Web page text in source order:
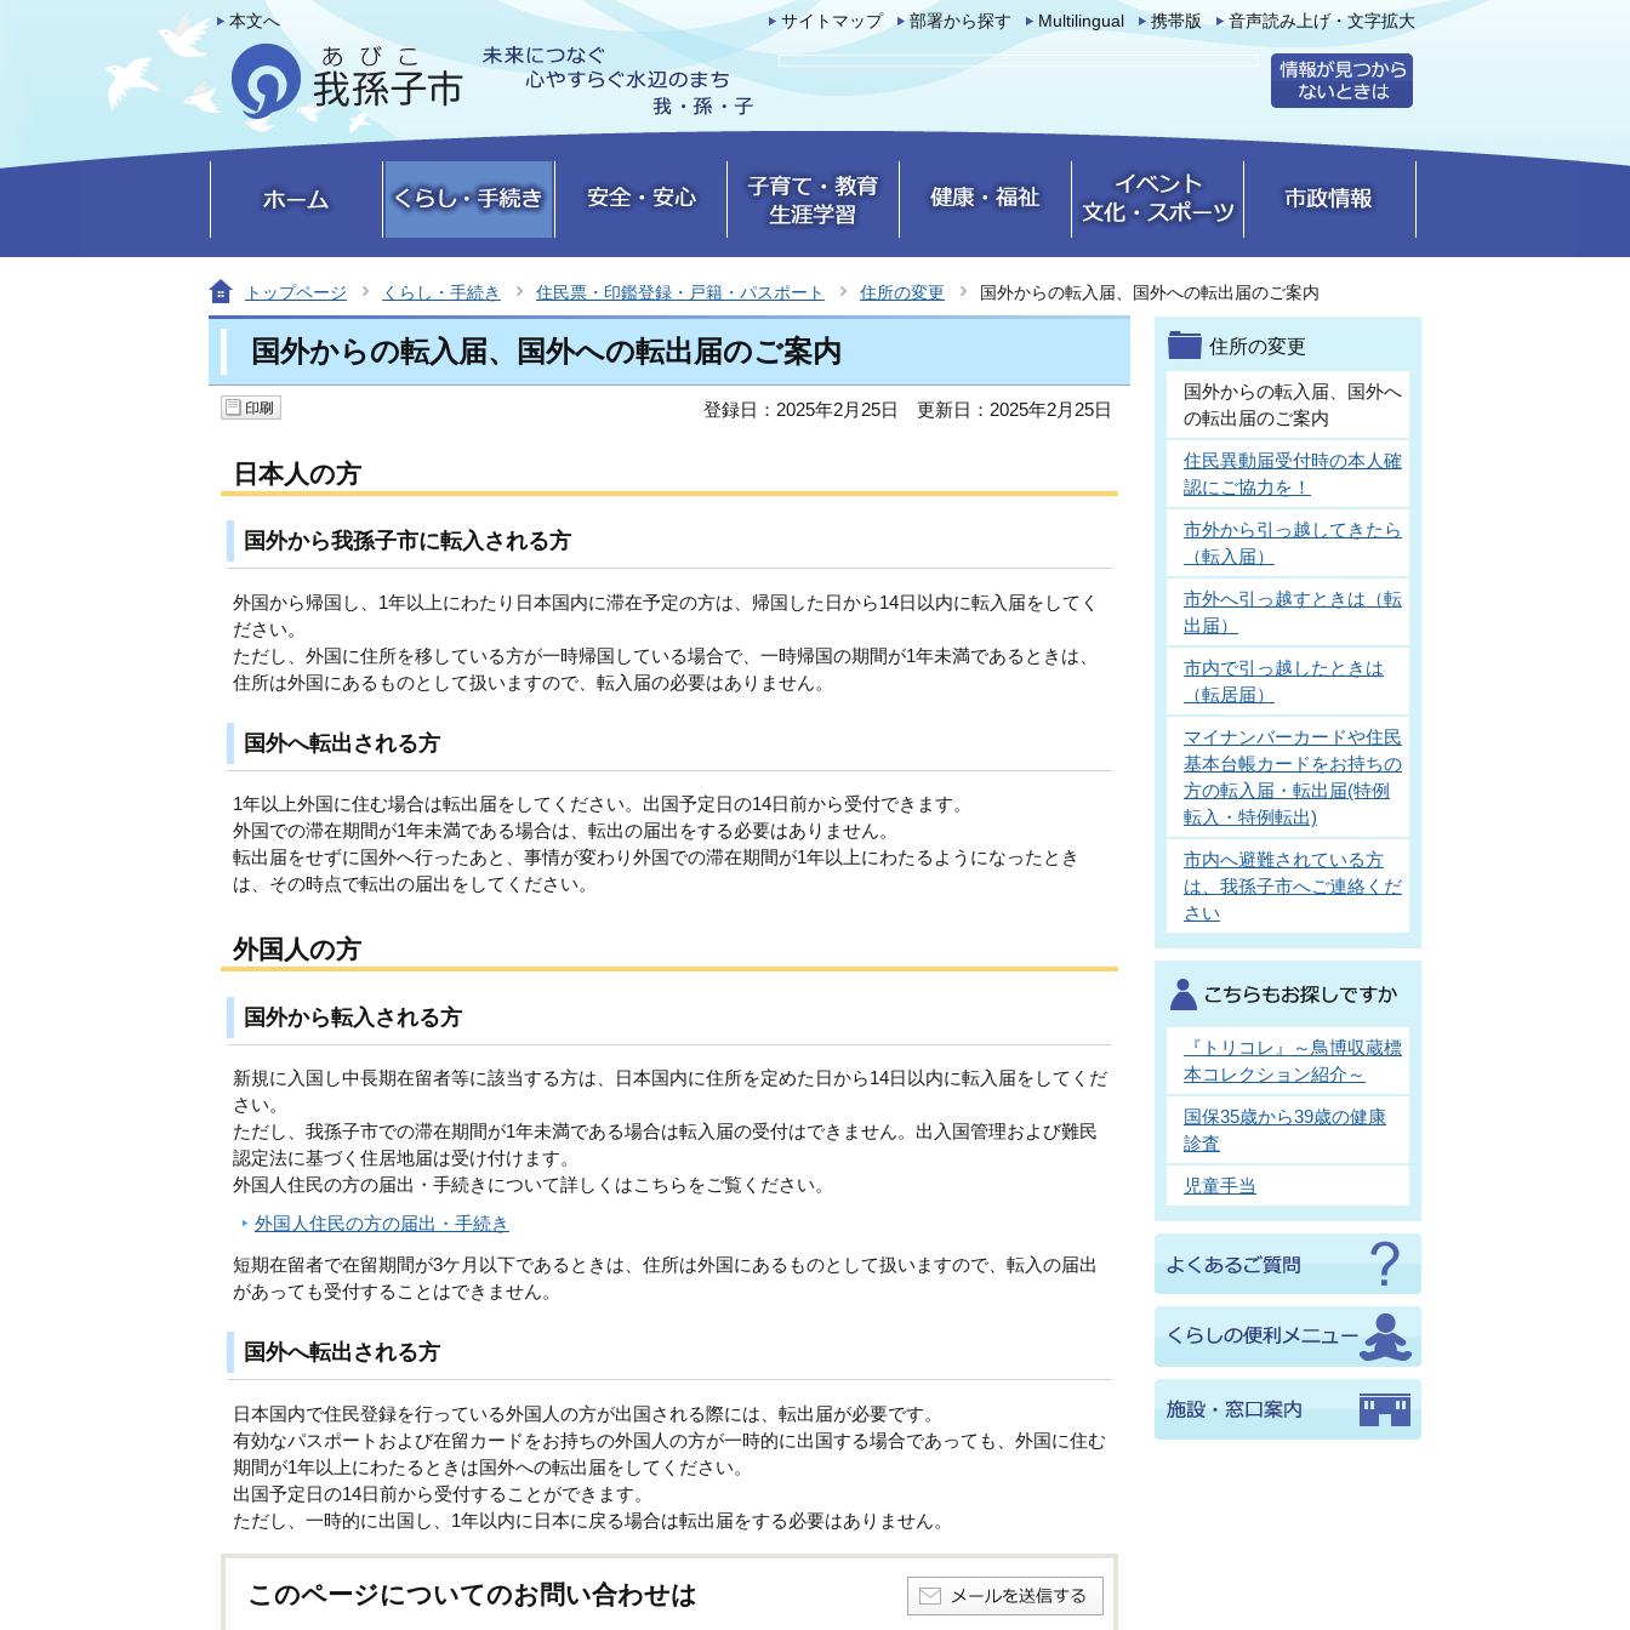
本文へ サイトマップ 部署から探す Multilingual 携帯版 音声読み上げ・文字拡大
トップページ くらし・手続き 住民票・印鑑登録・戸籍・パスポート 住所の変更 国外からの転入届、国外への転出届のご案内
国外からの転入届、国外への転出届のご案内
登録日：2025年2月25日 更新日：2025年2月25日
日本人の方
国外から我孫子市に転入される方
外国から帰国し、1年以上にわたり日本国内に滞在予定の方は、帰国した日から14日以内に転入届をしてく
ださい。
ただし、外国に住所を移している方が一時帰国している場合で、一時帰国の期間が1年未満であるときは、
住所は外国にあるものとして扱いますので、転入届の必要はありません。
国外へ転出される方
1年以上外国に住む場合は転出届をしてください。出国予定日の14日前から受付できます。
外国での滞在期間が1年未満である場合は、転出の届出をする必要はありません。
転出届をせずに国外へ行ったあと、事情が変わり外国での滞在期間が1年以上にわたるようになったとき
は、その時点で転出の届出をしてください。
外国人の方
国外から転入される方
新規に入国し中長期在留者等に該当する方は、日本国内に住所を定めた日から14日以内に転入届をしてくだ
さい。
ただし、我孫子市での滞在期間が1年未満である場合は転入届の受付はできません。出入国管理および難民
認定法に基づく住居地届は受け付けます。
外国人住民の方の届出・手続きについて詳しくはこちらをご覧ください。
外国人住民の方の届出・手続き
短期在留者で在留期間が3ケ月以下であるときは、住所は外国にあるものとして扱いますので、転入の届出
があっても受付することはできません。
国外へ転出される方
日本国内で住民登録を行っている外国人の方が出国される際には、転出届が必要です。
有効なパスポートおよび在留カードをお持ちの外国人の方が一時的に出国する場合であっても、外国に住む
期間が1年以上にわたるときは国外への転出届をしてください。
出国予定日の14日前から受付することができます。
ただし、一時的に出国し、1年以内に日本に戻る場合は転出届をする必要はありません。
このページについてのお問い合わせは
住所の変更
国外からの転入届、国外へ
の転出届のご案内
住民異動届受付時の本人確
認にご協力を！
市外から引っ越してきたら
（転入届）
市外へ引っ越すときは（転
出届）
市内で引っ越したときは
（転居届）
マイナンバーカードや住民
基本台帳カードをお持ちの
方の転入届・転出届(特例
転入・特例転出)
市内へ避難されている方
は、我孫子市へご連絡くだ
さい
『トリコレ』～鳥博収蔵標
本コレクション紹介～
国保35歳から39歳の健康
診査
児童手当